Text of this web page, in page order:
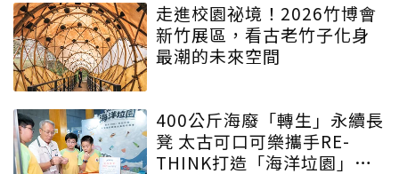
走進校園祕境！2026竹博會
新竹展區，看古老竹子化身
最潮的未來空間
400公斤海廢「轉生」永續長
凳 太古可口可樂攜手RE-
THINK打造「海洋垃園」特